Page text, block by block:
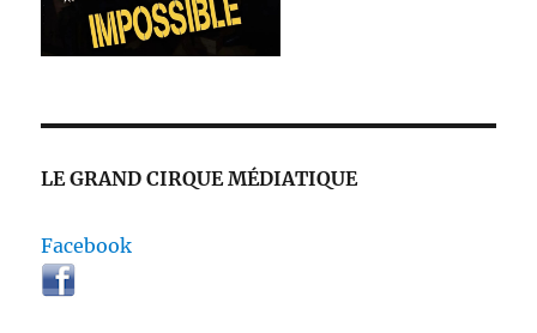
LE GRAND CIRQUE MÉDIATIQUE
Facebook